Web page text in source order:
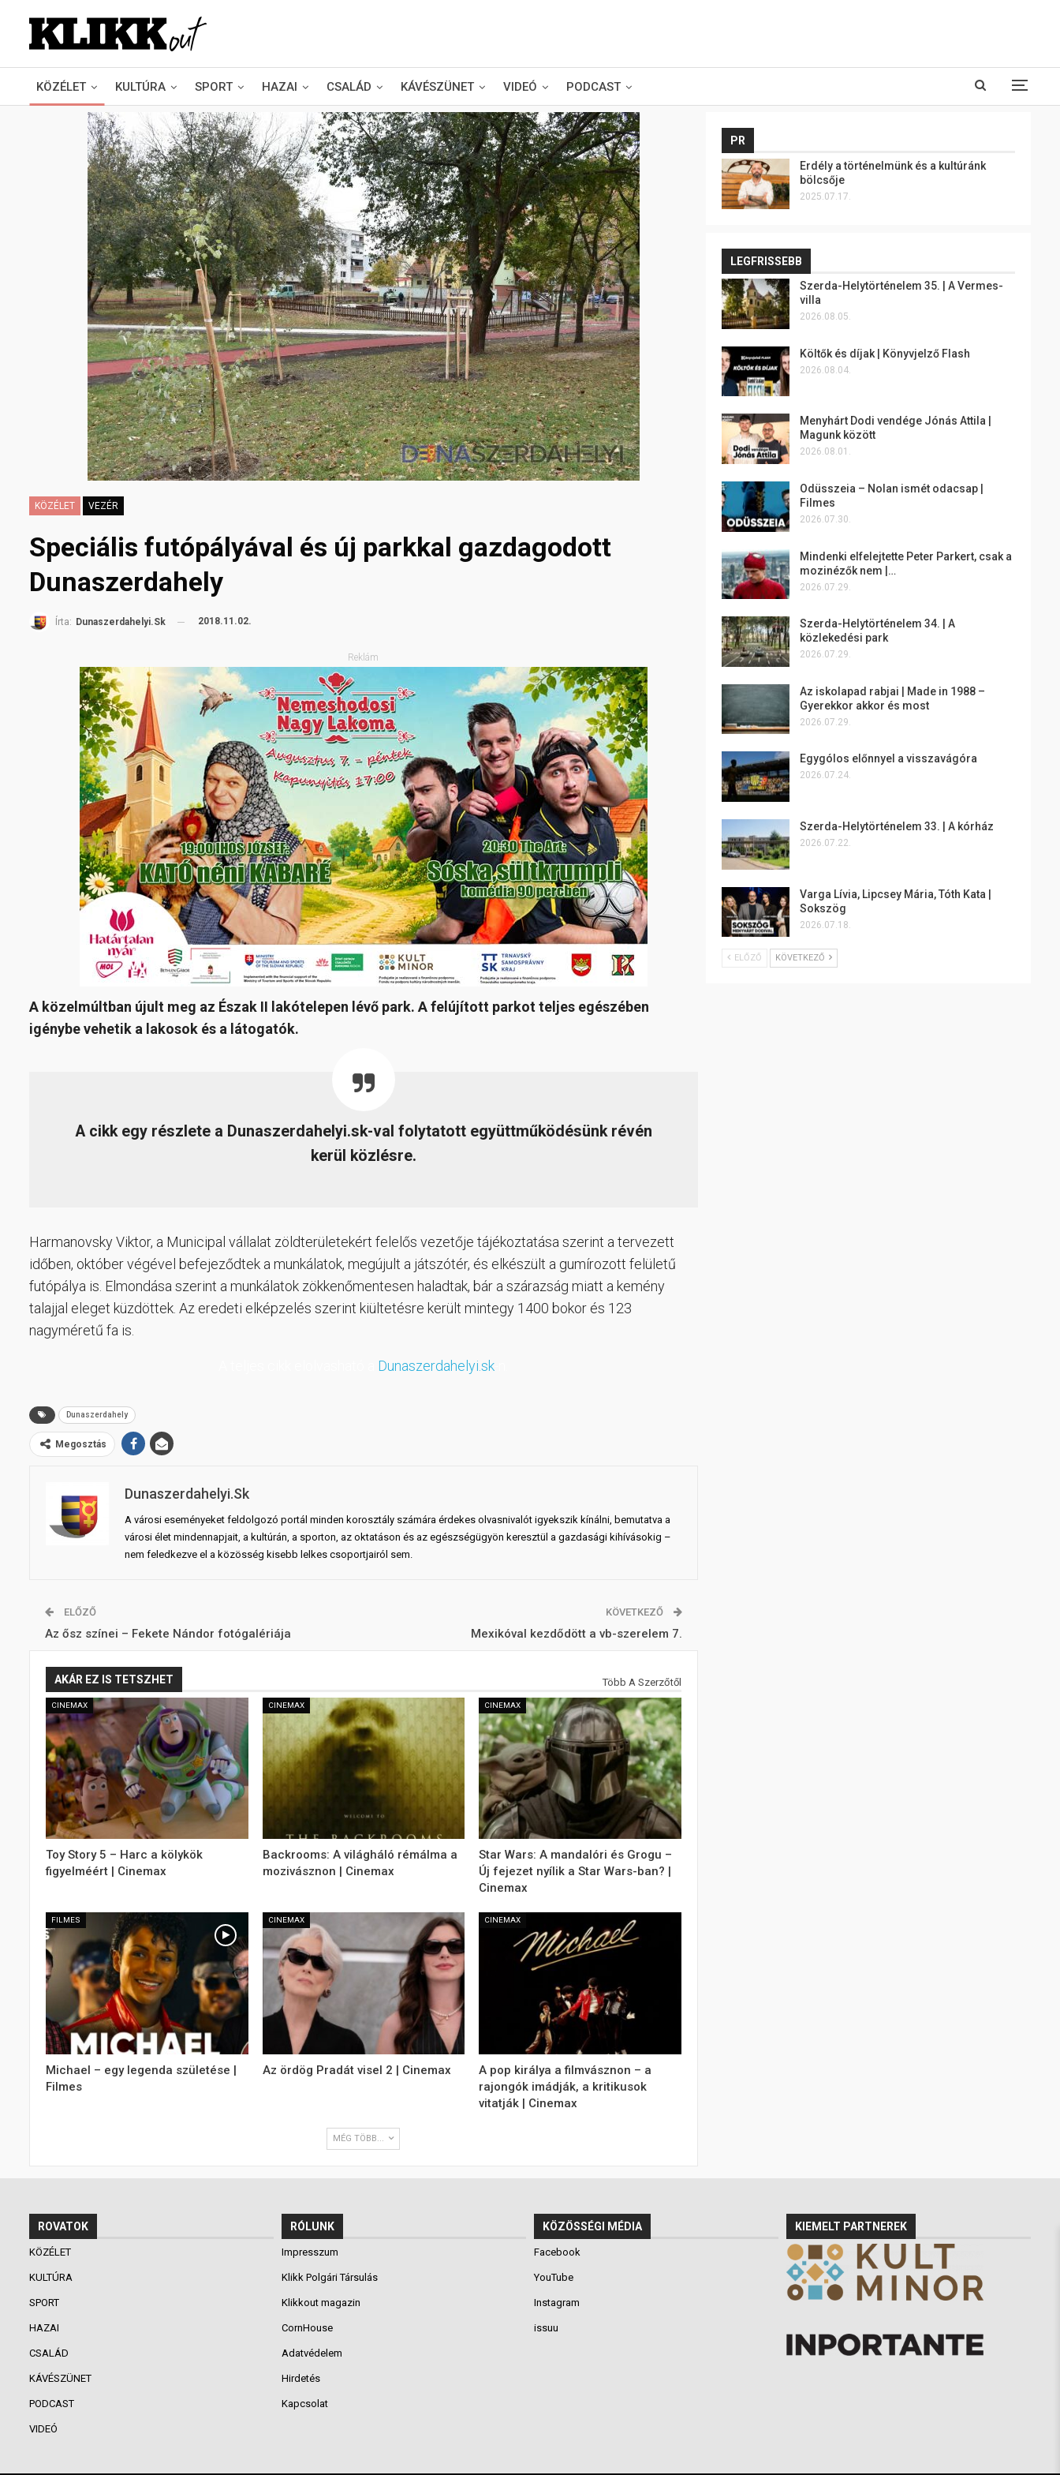
KÖZÉLET KULTÚRA SPORT HAZAI CSALÁD KÁVÉSZÜNET VIDEÓ PODCAST
KÖZÉLET VEZÉR
Speciális futópályával és új parkkal gazdagodott
Dunaszerdahely
Írta: Dunaszerdahelyi.sk 2018.11.02.
Reklám
A közelmúltban újult meg az Észak II lakótelepen lévő park. A felújított parkot teljes egészében
igénybe vehetik a lakosok és a látogatók.
A cikk egy részlete a Dunaszerdahelyi.sk-val folytatott együttműködésünk révén
kerül közlésre.
Harmanovsky Viktor, a Municipal vállalat zöldterületekért felelős vezetője tájékoztatása szerint a tervezett
időben, október végével befejeződtek a munkálatok, megújult a játszótér, és elkészült a gumírozott felületű
futópálya is. Elmondása szerint a munkálatok zökkenőmentesen haladtak, bár a szárazság miatt a kemény
talajjal eleget küzdöttek. Az eredeti elképzelés szerint kiültetésre került mintegy 1400 bokor és 123
nagyméretű fa is.
Dunaszerdahelyi.sk
Dunaszerdahely
Megosztás
Dunaszerdahelyi.sk
A városi eseményeket feldolgozó portál minden korosztály számára érdekes olvasnivalót igyekszik kínálni, bemutatva a
városi élet mindennapjait, a kultúrán, a sporton, az oktatáson és az egészségügyön keresztül a gazdasági kihívásokig –
nem feledkezve el a közösség kisebb lelkes csoportjairól sem.
ELŐZŐ
Az ősz színei – Fekete Nándor fotógalériája
KÖVETKEZŐ
Mexikóval kezdődött a vb-szerelem 7.
AKÁR EZ IS TETSZHET Több A Szerzőtől
CINEMAX
Toy Story 5 – Harc a kölykök
figyelméért | Cinemax
CINEMAX
Backrooms: A világháló rémálma a
mozivásznon | Cinemax
CINEMAX
Star Wars: A mandalóri és Grogu –
Új fejezet nyílik a Star Wars-ban? |
Cinemax
FILMES
Michael – egy legenda születése |
Filmes
CINEMAX
Az ördög Pradát visel 2 | Cinemax
CINEMAX
A pop királya a filmvásznon – a
rajongók imádják, a kritikusok
vitatják | Cinemax
MÉG TÖBB...
PR
Erdély a történelmünk és a kultúránk
bölcsője
2025.07.17.
LEGFRISSEBB
Szerda-Helytörténelem 35. | A Vermes-
villa
2026.08.05.
Költők és díjak | Könyvjelző Flash
2026.08.04.
Menyhárt Dodi vendége Jónás Attila |
Magunk között
2026.08.01.
Odüsszeia – Nolan ismét odacsap |
Filmes
2026.07.30.
Mindenki elfelejtette Peter Parkert, csak a
mozinézők nem |…
2026.07.29.
Szerda-Helytörténelem 34. | A
közlekedési park
2026.07.29.
Az iskolapad rabjai | Made in 1988 –
Gyerekkor akkor és most
2026.07.29.
Egygólos előnnyel a visszavágóra
2026.07.24.
Szerda-Helytörténelem 33. | A kórház
2026.07.22.
Varga Lívia, Lipcsey Mária, Tóth Kata |
Sokszög
2026.07.18.
ELŐZŐ KÖVETKEZŐ
ROVATOK
KÖZÉLET
KULTÚRA
SPORT
HAZAI
CSALÁD
KÁVÉSZÜNET
PODCAST
VIDEÓ
RÓLUNK
Impresszum
Klikk Polgári Társulás
Klikkout magazin
CornHouse
Adatvédelem
Hirdetés
Kapcsolat
KÖZÖSSÉGI MÉDIA
Facebook
YouTube
Instagram
issuu
KIEMELT PARTNEREK